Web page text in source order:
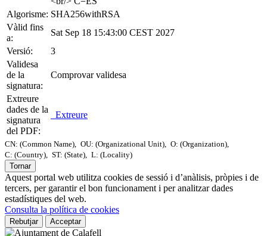
Algorisme: SHA256withRSA
Vàlid fins
a:
Sat Sep 18 15:43:00 CEST 2027
Versió:
3
Validesa
de la
signatura:
Comprovar validesa
Extreure
dades de la
signatura
del PDF:
Extreure
CN: (Common Name), OU: (Organizational Unit),
O: (Organization),
C: (Country),
ST: (State),
L: (Locality)
Tornar
Aquest portal web utilitza cookies de sessió i d’anàlisis, pròpies i de
tercers, per garantir el bon funcionament i per analitzar dades
estadístiques del web.
Consulta la política de cookies
Rebutjar Acceptar